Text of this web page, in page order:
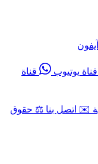
يوتيوب
قناة
✉️ اتصل بنا ⚖️ حقوق